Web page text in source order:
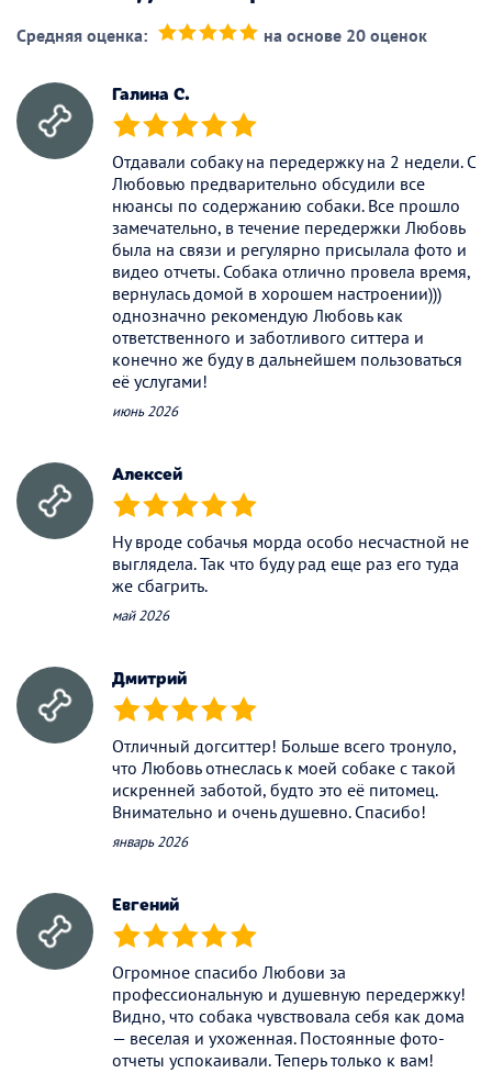
Средняя оценка: на основе 20 оценок
Галина C.
(*) (*) (*) (*) (*)
Отдавали собаку на передержку на 2 недели. С
Любовью предварительно обсудили все
нюансы по содержанию собаки. Все прошло
замечательно, в течение передержки Любовь
была на связи и регулярно присылала фото и
видео отчеты. Собака отлично провела время,
вернулась домой в хорошем настроении)))
однозначно рекомендую Любовь как
ответственного и заботливого ситтера и
конечно же буду в дальнейшем пользоваться
её услугами!
июнь 2026
Алексей
(*) (*) (*) (*) (*)
Ну вроде собачья морда особо несчастной не
выглядела. Так что буду рад еще раз его туда
же сбагрить.
май 2026
Дмитрий
(*) (*) (*) (*) (*)
Отличный догситтер! Больше всего тронуло,
что Любовь отнеслась к моей собаке с такой
искренней заботой, будто это её питомец.
Внимательно и очень душевно. Спасибо!
январь 2026
Евгений
(*) (*) (*) (*) (*)
Огромное спасибо Любови за
профессиональную и душевную передержку!
Видно, что собака чувствовала себя как дома
— веселая и ухоженная. Постоянные фото-
отчеты успокаивали. Теперь только к вам!